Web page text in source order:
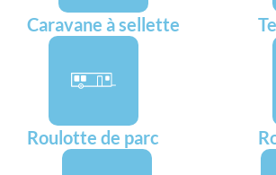
Caravane à sellette
Roulotte de parc